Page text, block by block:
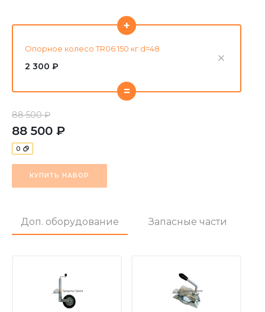
Опорное колесо TR06 150 кг d=48
2 300 ₽
+
=
88 500 ₽
88 500 ₽
0
КУПИТЬ НАБОР
Доп. оборудование Запасные части